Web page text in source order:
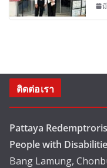
ติดต่อเรา
Pattaya
People with
Bang Lamung,